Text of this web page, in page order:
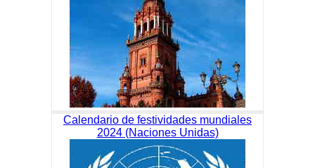
Calendario de festividades mundiales
2024 (Naciones Unidas)